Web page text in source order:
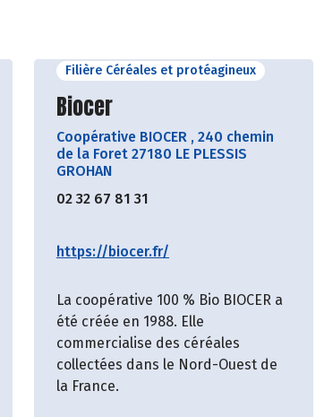
Filière Céréales et protéagineux
Découvrir le producteur
Biocer
Coopérative BIOCER , 240 chemin
de la Foret 27180 LE PLESSIS
GROHAN
02 32 67 81 31
https://biocer.fr/
La coopérative 100 % Bio BIOCER a
été créée en 1988. Elle
commercialise des céréales
collectées dans le Nord-Ouest de
la France.